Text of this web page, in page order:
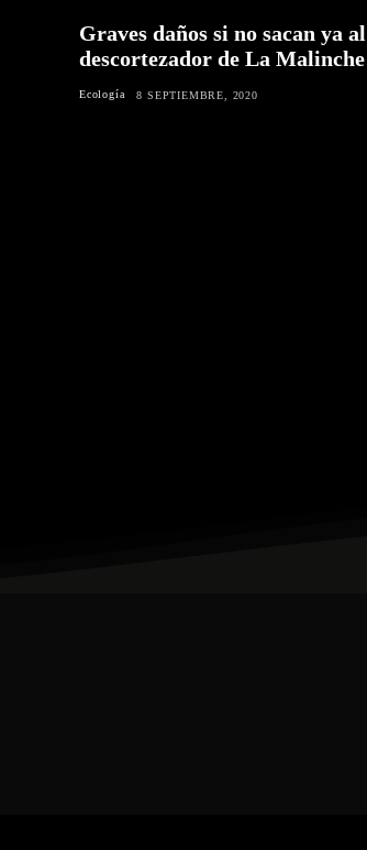
Graves daños si no sacan ya
descortezador de La Malinche
Ecología 8 SEPTIEMBRE, 2020